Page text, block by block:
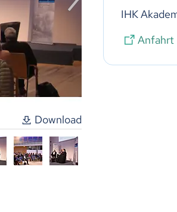
Download
IHK
Anfahrt